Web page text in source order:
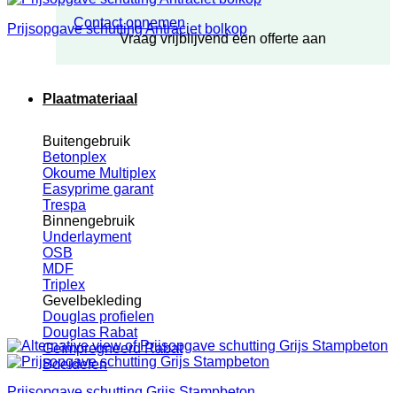
Contact opnemen
Vraag vrijblijvend een offerte aan
Plaatmateriaal
Buitengebruik
Betonplex
Okoume Multiplex
Easyprime garant
Trespa
Binnengebruik
Underlayment
OSB
MDF
Triplex
Gevelbekleding
Douglas profielen
Douglas Rabat
Geïmpregneerd Rabat
Boeidelen
Prijsopgave schutting Antraciet bolkop